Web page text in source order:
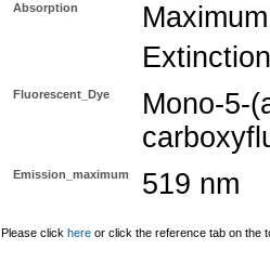
Absorption
Fluorescent_Dye
Mono-5-
Emission_maximum 519 nm
Please click here or click the reference tab on the